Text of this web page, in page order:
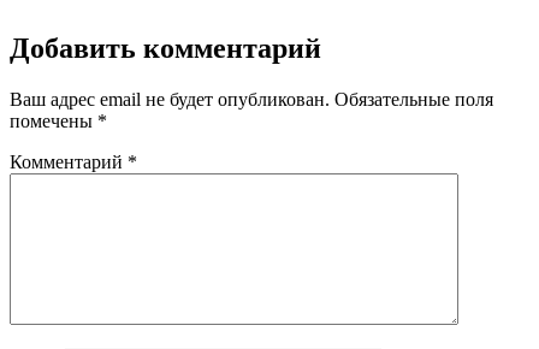
Добавить комментарий
Ваш адрес email не будет опубликован. Обязательные поля
помечены *
Комментарий *